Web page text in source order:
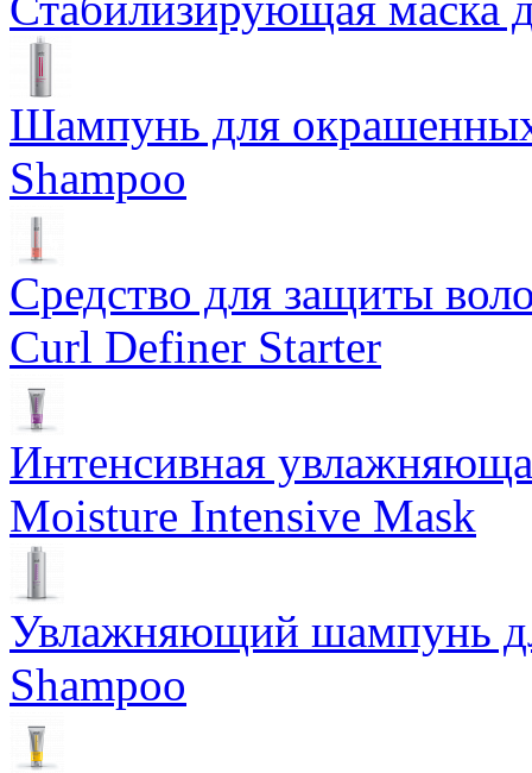
Шампунь для
Shampoo
Средство для защиты
Curl Definer Starter
Интенсивная
Moisture Intensive Mask
Увлажняющий шампунь
Shampoo